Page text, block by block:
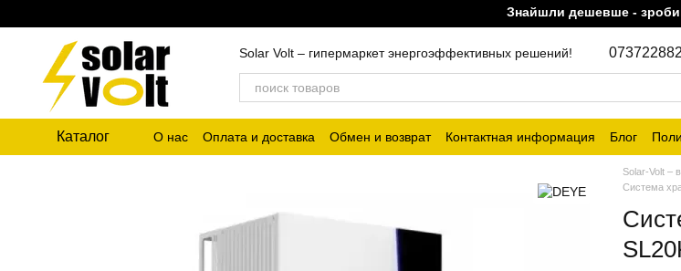
Знайшли дешевше - зробимо
Solar Volt – гипермаркет энергоэффективных решений!
Каталог О нас Оплата и доставка Обмен и возврат Контактная информация Блог
Solar-Volt –
Система